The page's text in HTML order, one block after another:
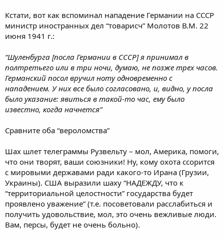
Кстати, вот как вспоминал нападение Германии на СССР
министр иностранных дел “товарисч” Молотов В.М. 22
июня 1941 г.:
“Шуленбурга [посла Германии в СССР] я принимал в
полтретьего или в три ночи, думаю, не позже трех часов.
Германский посол вручил ноту одновременно с
нападением. У них все было согласовано, и, видно, у посла
было указание: явиться в такой-то час, ему было
известно, когда начнется”
Сравните оба “вероломства”
Шах шлет телеграммы Рузвельту – мол, Америка, помоги,
что они творят, ваши союзники! Ну, кому охота ссорится
с мировыми державами ради какого-то Ирана (Грузии,
Украины). США выразили шаху “НАДЕЖДУ, что к
“территориальной целостности” государства будет
проявлено уважение” (т.е. посоветовали расслабиться и
получить удовольствие, мол, это очень вежливые люди.
Вам, персы, будет не очень больно).